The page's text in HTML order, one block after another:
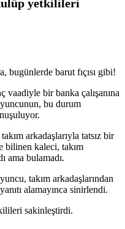
yetkilileri
bugünlerde barut fıçısı gibi!
vaadiyle bir banka çalışanına
bu durum
arkadaşlarıyla tatsız bir
bilinen kaleci, takım
ama bulamadı.
takım arkadaşlarından
alamayınca sinirlendi.
sakinleştirdi.